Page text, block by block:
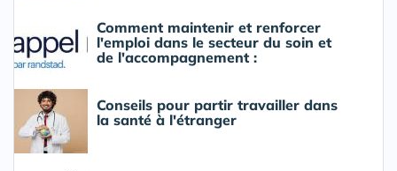
Comment maintenir et renforcer
l'emploi dans le secteur du soin et
de l'accompagnement :
Conseils pour partir travailler dans
la santé à l'étranger